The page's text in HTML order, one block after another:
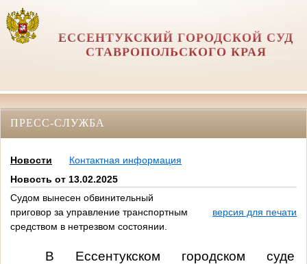
ЕССЕНТУКСКИЙ ГОРОДСКОЙ СУД
СТАВРОПОЛЬСКОГО КРАЯ
ПРЕСС-СЛУЖБА
Новости
Контактная информация
Новость от 13.02.2025
Судом вынесен обвинительный
приговор за управление транспортным
средством в нетрезвом состоянии.
версия для печати
В Ессентукском городском суде